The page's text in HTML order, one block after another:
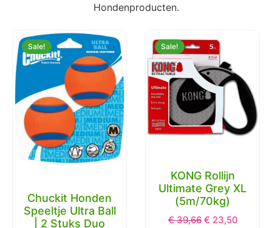
Hondenproducten.
Sale!
Chuckit Honden
Speeltje Ultra Ball
| 2 Stuks Duo
Sale!
KONG Rollijn
Ultimate Grey XL
(5m/70kg)
€39,66 € 23,50